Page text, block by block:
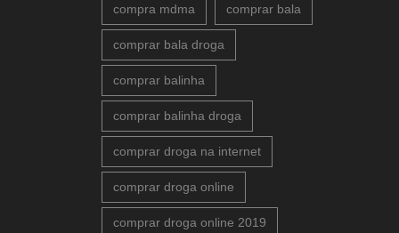
compra mdma comprar bala
comprar bala droga
comprar balinha
comprar balinha droga
comprar droga na internet
comprar droga online
comprar droga online 2019